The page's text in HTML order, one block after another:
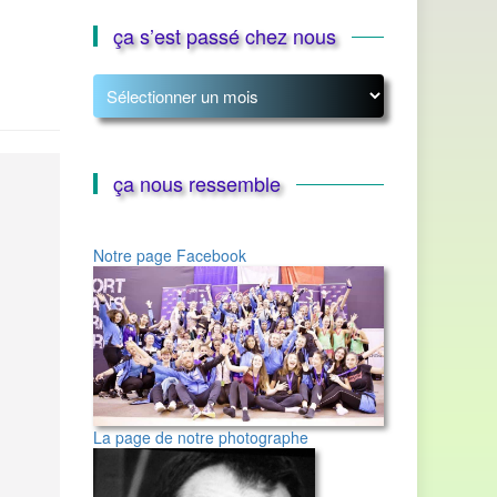
ça s’est passé chez nous
ça
s’est
passé
nousça nous ressemble
Notre page Facebook
La page de notre photographe